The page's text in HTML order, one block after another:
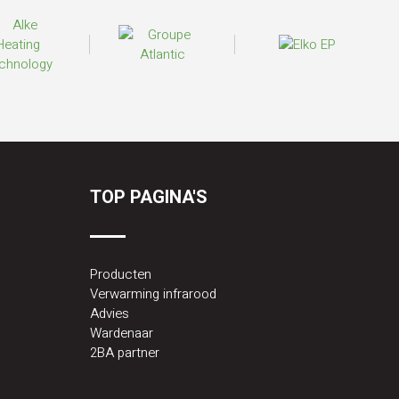
TOP PAGINA'S
Producten
Verwarming infrarood
Advies
Wardenaar
2BA partner